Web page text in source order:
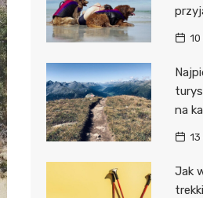
na
Jak